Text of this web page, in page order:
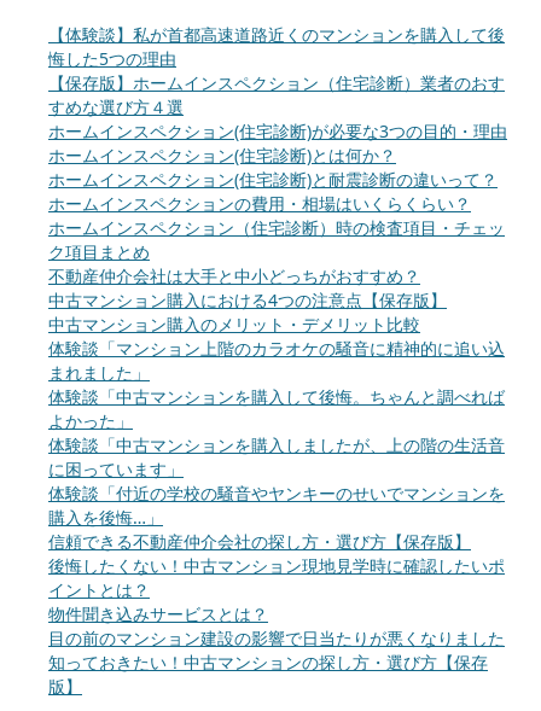
【体験談】私が首都高速道路近くのマンションを購入して後
悔した5つの理由
【保存版】ホームインスペクション（住宅診断）業者のおす
すめな選び方４選
ホームインスペクション(住宅診断)が必要な3つの目的・理由
ホームインスペクション(住宅診断)とは何か？
ホームインスペクション(住宅診断)と耐震診断の違いって？
ホームインスペクションの費用・相場はいくらくらい？
ホームインスペクション（住宅診断）時の検査項目・チェッ
ク項目まとめ
不動産仲介会社は大手と中小どっちがおすすめ？
中古マンション購入における4つの注意点【保存版】
中古マンション購入のメリット・デメリット比較
体験談「マンション上階のカラオケの騒音に精神的に追い込
まれました」
体験談「中古マンションを購入して後悔。ちゃんと調べれば
よかった」
体験談「中古マンションを購入しましたが、上の階の生活音
に困っています」
体験談「付近の学校の騒音やヤンキーのせいでマンションを
購入を後悔…」
信頼できる不動産仲介会社の探し方・選び方【保存版】
後悔したくない！中古マンション現地見学時に確認したいポ
イントとは？
物件聞き込みサービスとは？
目の前のマンション建設の影響で日当たりが悪くなりました
知っておきたい！中古マンションの探し方・選び方【保存
版】